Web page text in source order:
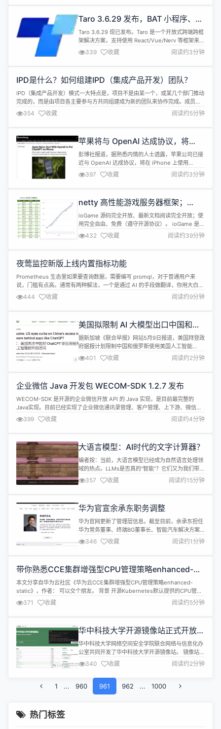
实战服务器配...
Taro 3.6.29 发布，BAT 小程序、
H5 与 RN 端统一框架
Taro 3.6.29 现已发布。Taro 是一个开放式跨端跨框
架解决方案，支持使用 React/Vue/Nerv 等框架来开
发微信 / 京东 / 百度 / 支付宝 / 字节跳动 / QQ 小程
序 / H5 等应用。 此版本具体更新内容如下： 小程序
新增了对微信小程序 Skyline 组件的适配（不包括手
周期...
339 收藏 阅读约3分钟
IPD是什么？如何组建IPD（集成产品开发）团队？
IPD（集成产品开发）模式一大特点是，项目不是由某一个，或某几个部门推动
完成的，而是由项目各主要参与方共同组建成为新的团队来协作完成。成员间
首先通过多方协议的形式确立合作关系，为参与方指定统一的目标，将各参与
成员的利益与项目目标和结果强关联。 通过跨部门组织公司资源，项目组内有
统一目标、统一责任、统一管理、统一绩效，IPD团队在项目运行期间朝同一方
向协作努力...
354 收藏 阅读约5分钟
苹果将与 OpenAI 达成协议，将
ChatGPT 应用于 iPhone
彭博社报道，据熟悉内情的人士透露，苹果公司已接
近与 OpenAI 达成协议，将在 iPhone 上使用
ChatGPT，这也是苹果公司为其设备引入人工智能功
能所做的更广泛努力的一部分。
https://www.bloomberg.com/news/ 不愿透露姓
iPhone 操作系统 iOS 18 中使用 ChatG...
397 收藏 阅读约3分钟
netty 高性能游戏服务器框架；
ioGame 21.7 真.轻量级网络编程框
架发布
ioGame 源码完全开放、最新文档阅读完全开放；使
用完全自由、免费（遵守开源协议）。 ioGame 是一
个轻量级的网络编程框架，适用于网络游戏服务器、
物联网、内部系统及各种需要长连接的场景。 文档与
日志 框架版本更新日志 (yuque.com) ioGame网络
21.7，java 高...
432 收藏 阅读约39分钟
夜莺监控新版上线内置指标功能
Prometheus 生态里如果要查询数据，需要编写 promql，对于普通用户来
说，门槛有点高。通常有两种解法，一个是通过 AI 的手段做翻译，你用大白话
跟 AI 提出你的诉求，让 AI 帮你写 promql，另一种是平台里内置现成的
promql，覆盖常用场景开箱即用。夜莺监控（Nightingale）最近上线了内置
指标功能，可以方便做知识沉淀，让普通用...
444 收藏 阅读约9分钟
美国拟限制 AI 大模型出口中国和俄
罗斯
据新加坡《联合早报》网站5月9日报道，美国拜登政
府据报计划限制中国和俄罗斯使用美国人工智能
（AI）模型。 路透社引述知情人士消息称，美国商务
部正考虑推动一项新的监管措施，以限制专有或闭源
AI模型的出口。初步计划包括对像ChatGPT这样的AI
举为“典型的经济胁迫和单边霸凌行为，中国坚决反
对”，并补充说将采取“必...
401 收藏 阅读约2分钟
企业微信 Java 开发包 WECOM-SDK 1.2.7 发布
WECOM-SDK 是开源的企业微信开放 API 的 Java 实现，是目前最完整的
Java实现。目前已经实现了企业微信通讯录管理、客户管理、上下游、微信客
服、素材管理、消息推送、企微机器人、身份验证、应用管理、汇报、收集
表、考勤等相关接口，开发人员不需要很高的学习成本就能快速优雅地接入企
业微信。 本次更新主要优化了一些API,响应企业微信20240408新...
399 收藏 阅读约4分钟
大语言模型：AI时代的文字计算器？
编者按：当前，大语言模型已经成为自然语言处理领
域的热点。LLMs是否真的“智能”？它们又为我们带来
了哪些启发？针对这些问题，Darveen Vijayan为我
们带来了这篇引人深思的文章。 作者主要阐释了两个
观点：第一，LLMs应被视为一种文字计算器，它通
能”。第二，尽管LLMs目前存在局限，但它们为我们
提供了反思...
357 收藏 阅读约15分钟
华为官宣余承东职务调整
华为官网更新了管理层信息。截至目前，余承东担任
华为常务董事、终端BG董事长、智能汽车解决方案
BU董事长、智能终端与智能汽车部件IRB主任。 此
外，余承东的微博简介也进行了更新，由终端BG
CEO变更为终端BG董事长。 资料显示，余承东1993
裁、无线产品线总裁、欧洲片区总裁、战略与
Marketing总裁终端BG ...
346 收藏 阅读约1分钟
带你熟悉CCE集群增强型CPU管理策略enhanced-
static
本文分享自华为云社区《华为云CCE集群增强型CPU管理策略enhanced-
static》，作者： 可以交个朋友。 背景 开源Kubernetes默认提供的CPU管理
策略有none和static两种： none： 不开启CPU管理策略，默认值。 static：
开启静态绑核的CPU管理策略，允许为节点上具有某些资源特征的
Pod（Guaranteed pod）...
371 收藏 阅读约5分钟
华中科技大学开源镜像站正式开放外
网访问
华中科技大学网络空间安全学院联合网络与信息化办
公室共同开发了华中科技大学开源镜像站。 镜像站于
2023年11月通过校园网域名
https://mirrors.hust.edu.cn 开放内测。经过半年
时间的内测，镜像站如今正式面对全体用户开放外网
访问！ 镜像站地址：https://mirrors.hust.edu.cn
镜像站GitHub仓库地址：https...
340 收藏 阅读约2分钟
1 ... 960 961 962 ... 1000
热门标签